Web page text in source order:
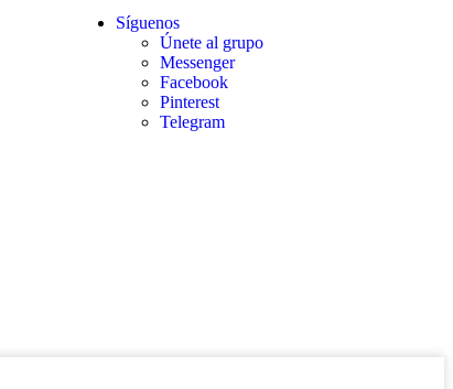
Síguenos
Únete al grupo
Messenger
Facebook
Pinterest
Telegram